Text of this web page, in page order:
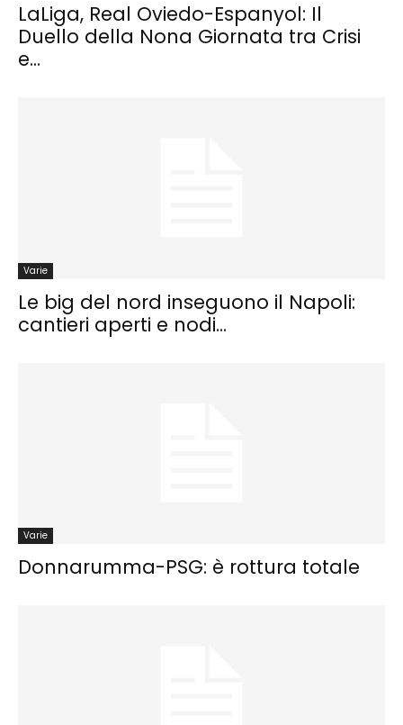
LaLiga, Real Oviedo-Espanyol: Il
Duello della Nona Giornata tra Crisi
e...
Varie
Le big del nord inseguono il Napoli:
cantieri aperti e nodi...
Varie
Donnarumma-PSG: è rottura totale